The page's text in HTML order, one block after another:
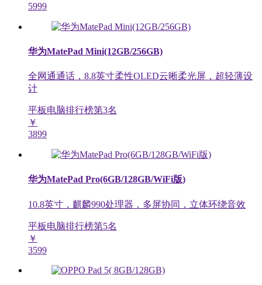
5999
华为MatePad Mini(12GB/256GB)
全网通通话，8.8英寸柔性OLED云晰柔光屏，超轻薄设
计
平板电脑排行榜第3名
￥
3899
华为MatePad Pro(6GB/128GB/WiFi版)
10.8英寸，麒麟990处理器，多屏协同，立体环绕音效
平板电脑排行榜第5名
￥
3599